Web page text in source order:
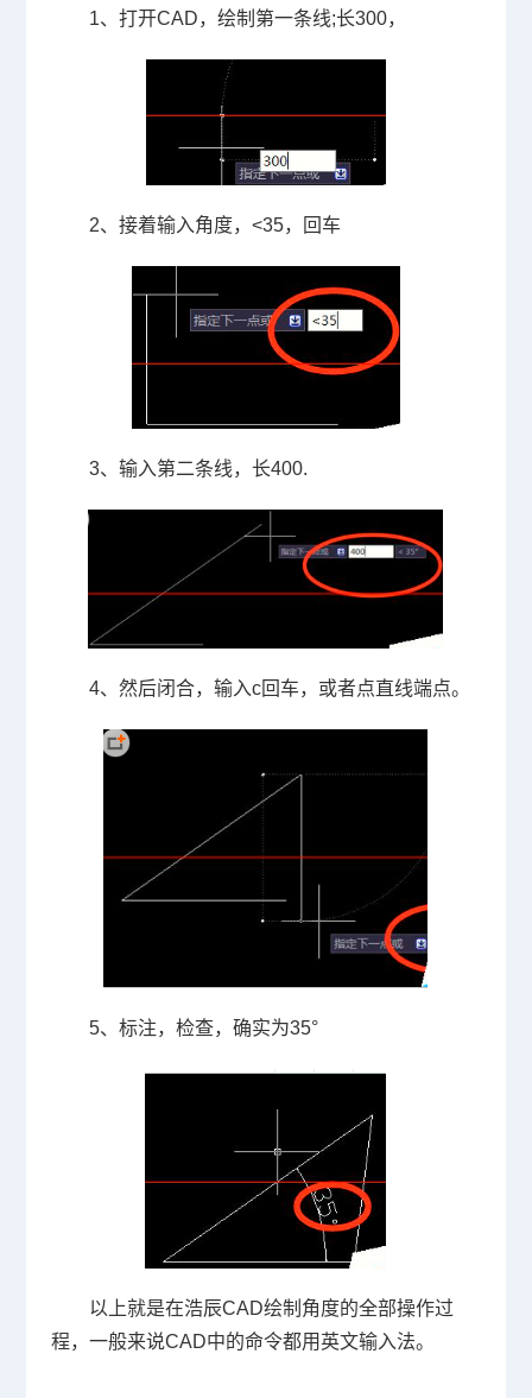
1、打开CAD，绘制第一条线;长300，
2、接着输入角度， <35，回车
3、输入第二条线，长400.
4、然后闭合，输入c回车，或者点直线端点。
5、标注，检查，确实为35°
以上就是在浩辰CAD绘制角度的全部操作过
程，一般来说CAD中的命令都用英文输入法。